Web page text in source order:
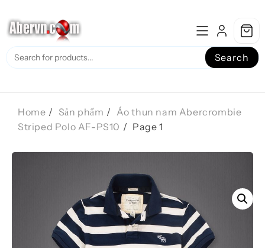
to
content
Search
Home Sản phẩm
Áo thun nam Abercrombie
Striped Polo AF-PS10
Page 1